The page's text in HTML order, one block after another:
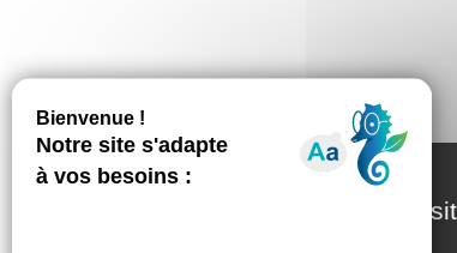
Sécurité sociale
Affiliation
Remboursement
This